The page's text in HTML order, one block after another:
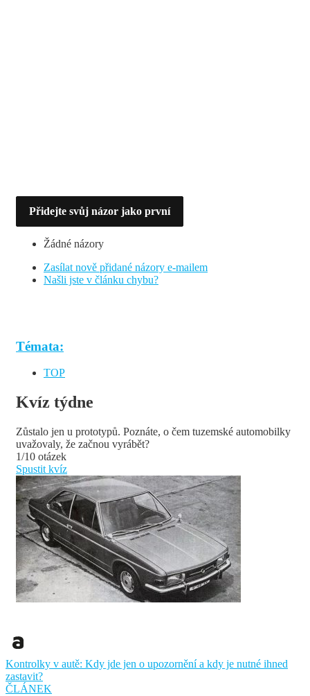
Přidejte svůj názor jako první
Žádné názory
Zasílat nově přidané názory e-mailem
Našli jste v článku chybu?
Témata:
TOP
Kvíz týdne
Zůstalo jen u prototypů. Poznáte, o čem tuzemské automobilky
uvažovaly, že začnou vyrábět?
1/10 otázek
Spustit kvíz
Kontrolky v autě: Kdy jde jen o upozornění a kdy je nutné ihned
zastavit?
ČLÁNEK